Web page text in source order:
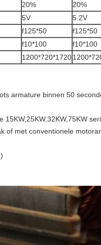
20%
20%
5V
5.2V
f125*50
f125*50
f10*100
f10*100
1200*720*1720
armature binnen 50
of met conventionele